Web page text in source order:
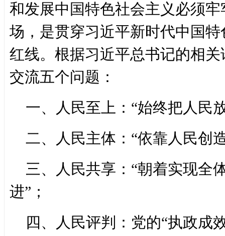
和发展中国特色社会主义必须
场，是贯穿习近平新时代中国
红线。根据习近平总书记的相
交流五个问题：
一、人民至上：“始终把人民
二、人民主体：“依靠人民创
三、人民共享：“朝着实现全
进”；
四、人民评判：党的“执政成